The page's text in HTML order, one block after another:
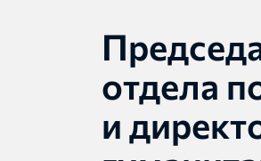
отдела
и